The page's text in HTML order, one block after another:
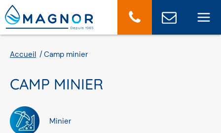
Panneau de gestion des cookies
Accueil Camp minier
CAMP MINIER
Minier